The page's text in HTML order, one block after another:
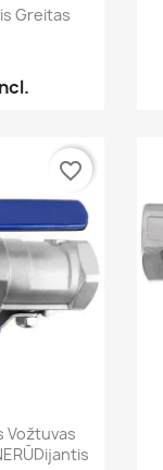
Greitas
Vožtuvas
favorite_border